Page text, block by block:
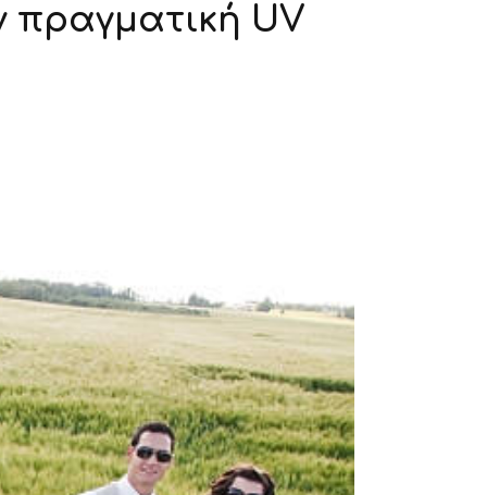
πραγματική UV